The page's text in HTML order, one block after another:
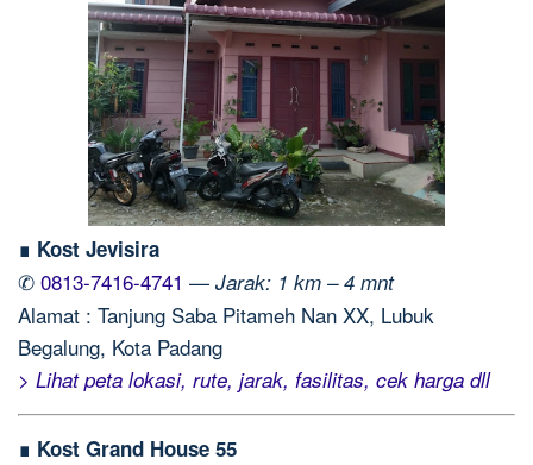
∎ Kost Jevisira
✆ 0813-7416-4741 — Jarak: 1 km – 4 mnt
Alamat : Tanjung Saba Pitameh Nan XX, Lubuk
Begalung, Kota Padang
> Lihat peta lokasi, rute, jarak, fasilitas, cek harga dll
∎ Kost Grand House 55